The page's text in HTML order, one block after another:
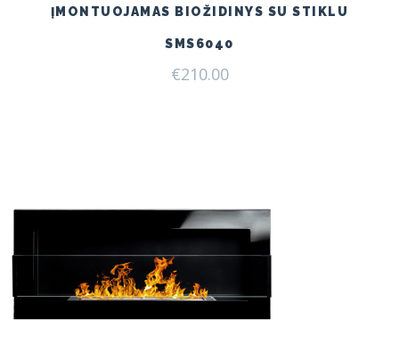
ĮMONTUOJAMAS BIOŽIDINYS SU STIKLU
SMS6040
€210.00